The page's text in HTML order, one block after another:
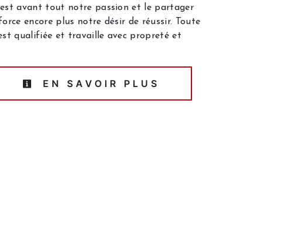
avant tout notre passion et le partager
encore plus notre désir de réussir. Toute
qualifiée et travaille avec propreté et
EN SAVOIR PLUS